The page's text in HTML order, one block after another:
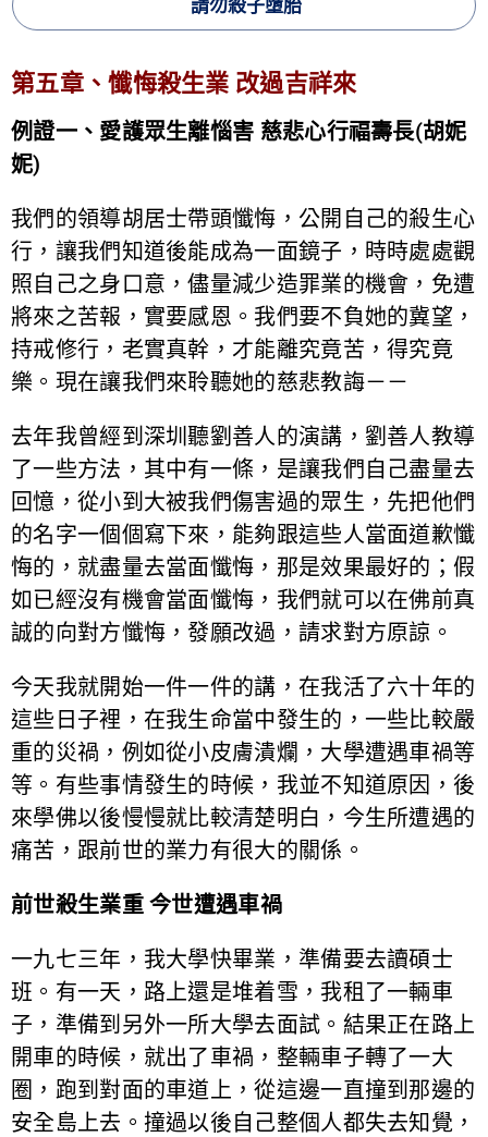
請勿殺子墮胎
第五章、懺悔殺生業 改過吉祥來
例證一、愛護眾生離惱害 慈悲心行福壽長(胡妮
妮)
我們的領導胡居士帶頭懺悔，公開自己的殺生心
行，讓我們知道後能成為一面鏡子，時時處處觀
照自己之身口意，儘量減少造罪業的機會，免遭
將來之苦報，實要感恩。我們要不負她的冀望，
持戒修行，老實真幹，才能離究竟苦，得究竟
樂。現在讓我們來聆聽她的慈悲教誨－－
去年我曾經到深圳聽劉善人的演講，劉善人教導
了一些方法，其中有一條，是讓我們自己盡量去
回憶，從小到大被我們傷害過的眾生，先把他們
的名字一個個寫下來，能夠跟這些人當面道歉懺
悔的，就盡量去當面懺悔，那是效果最好的；假
如已經沒有機會當面懺悔，我們就可以在佛前真
誠的向對方懺悔，發願改過，請求對方原諒。
今天我就開始一件一件的講，在我活了六十年的
這些日子裡，在我生命當中發生的，一些比較嚴
重的災禍，例如從小皮膚潰爛，大學遭遇車禍等
等。有些事情發生的時候，我並不知道原因，後
來學佛以後慢慢就比較清楚明白，今生所遭遇的
痛苦，跟前世的業力有很大的關係。
前世殺生業重 今世遭遇車禍
一九七三年，我大學快畢業，準備要去讀碩士
班。有一天，路上還是堆着雪，我租了一輛車
子，準備到另外一所大學去面試。結果正在路上
開車的時候，就出了車禍，整輛車子轉了一大
圈，跑到對面的車道上，從這邊一直撞到那邊的
安全島上去。撞過以後自己整個人都失去知覺，